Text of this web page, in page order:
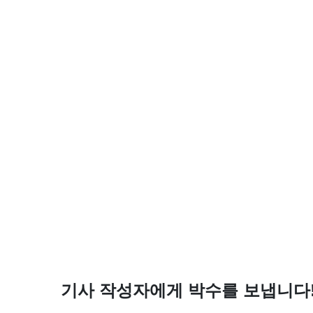
기사 작성자에게 박수를 보냅니